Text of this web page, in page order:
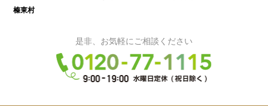
榛東村
是非、お気軽にご相談ください